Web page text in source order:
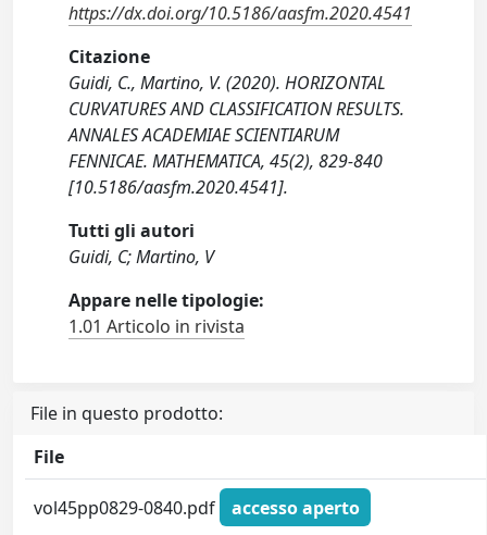
https://dx.doi.org/10.5186/aasfm.2020.4541
Citazione
Guidi, C., Martino, V. (2020). HORIZONTAL
CURVATURES AND CLASSIFICATION RESULTS.
ANNALES ACADEMIAE SCIENTIARUM
FENNICAE. MATHEMATICA, 45(2), 829-840
[10.5186/aasfm.2020.4541].
Tutti gli autori
Guidi, C; Martino, V
Appare nelle tipologie:
1.01 Articolo in rivista
File in questo prodotto:
File
vol45pp0829-0840.pdf
accesso aperto